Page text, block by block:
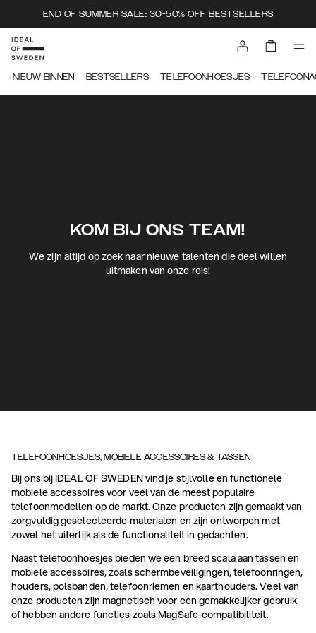
END OF SUMMER SALE: 30-50% OFF BESTSELLERS
NIEUW BINNEN BESTSELLERS TELEFOONHOESJES
KOM BIJ ONS TEAM!
We zijn altijd op zoek naar nieuwe talenten die deel willen
uitmaken van onze reis!
TELEFOONHOESJES, MOBIELE ACCESSOIRES & TASSEN
Bij ons bij IDEAL OF SWEDEN vind je stijlvolle en functionele
mobiele accessoires voor veel van de meest populaire
telefoonmodellen op de markt. Onze producten zijn gemaakt van
zorgvuldig geselecteerde materialen en zijn ontworpen met
zowel het uiterlijk als de functionaliteit in gedachten.
Naast telefoonhoesjes bieden we een breed scala aan tassen en
mobiele accessoires, zoals schermbeveiligingen, telefoonringen,
houders, polsbanden, telefoonriemen en kaarthouders. Veel van
onze producten zijn magnetisch voor een gemakkelijker gebruik
of hebben andere functies zoals MagSafe-compatibiliteit.